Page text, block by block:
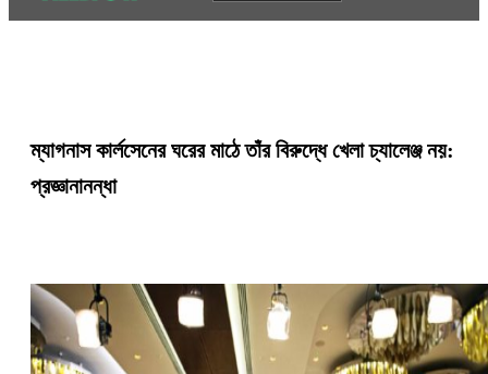
ম্যাগনাস কার্লসেনের ঘরের মাঠে তাঁর বিরুদ্ধে খেলা চ্যালেঞ্জ নয়:
প্রজ্ঞানানন্ধা